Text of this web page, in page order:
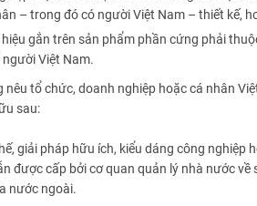
– trong đó có người Việt Nam – thiết kế,
gắn trên sản phẩm phần cứng phải
Việt Nam.
nêu tổ chức, doanh nghiệp hoặc cá nhân
sau:
giải pháp hữu ích, kiểu dáng công nghiệp
được cấp bởi cơ quan quản lý nhà nước
nước ngoài.